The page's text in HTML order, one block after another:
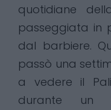
quotidiane
passeggiata in
dal barbiere.
passò una
a vedere il
durante un